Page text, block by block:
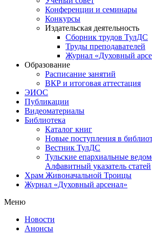
Конференции и семинары
Конкурсы
Издательская деятельность
Сборник трудов ТулДС
Труды преподавателей
Журнал «Духовный
Образование
Расписание занятий
ВКР и итоговая аттестация
ЭИОС
Публикации
Видеоматериалы
Библиотека
Каталог книг
Новые поступления в
Вестник ТулДС
Тульские епархиальные
Алфавитный указатель статей
Храм Живоначальной Троицы
Журнал «Духовный арсенал»
Меню
Новости
Анонсы